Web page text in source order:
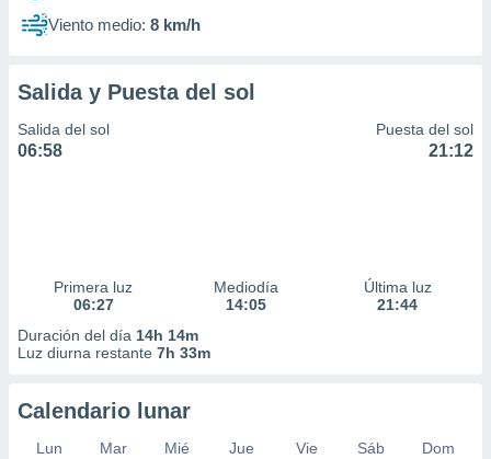
Viento medio: 8 km/h
Salida y Puesta del sol
Salida del sol
06:58
Puesta del sol
21:12
Primera luz
06:27
Mediodía
14:05
Última luz
21:44
Duración del día 14h 14m
Luz diurna restante 7h 33m
Calendario lunar
Lun Mar Mié Jue Vie Sáb
Dom